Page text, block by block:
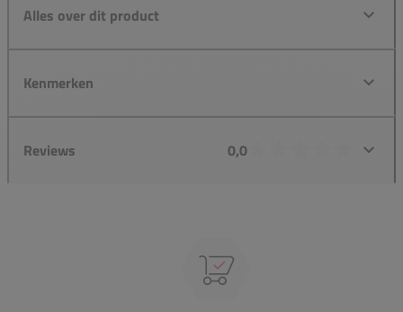
Alles over dit product
Kenmerken
Reviews 0,0